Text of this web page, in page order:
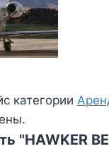
категории
"HAWKER